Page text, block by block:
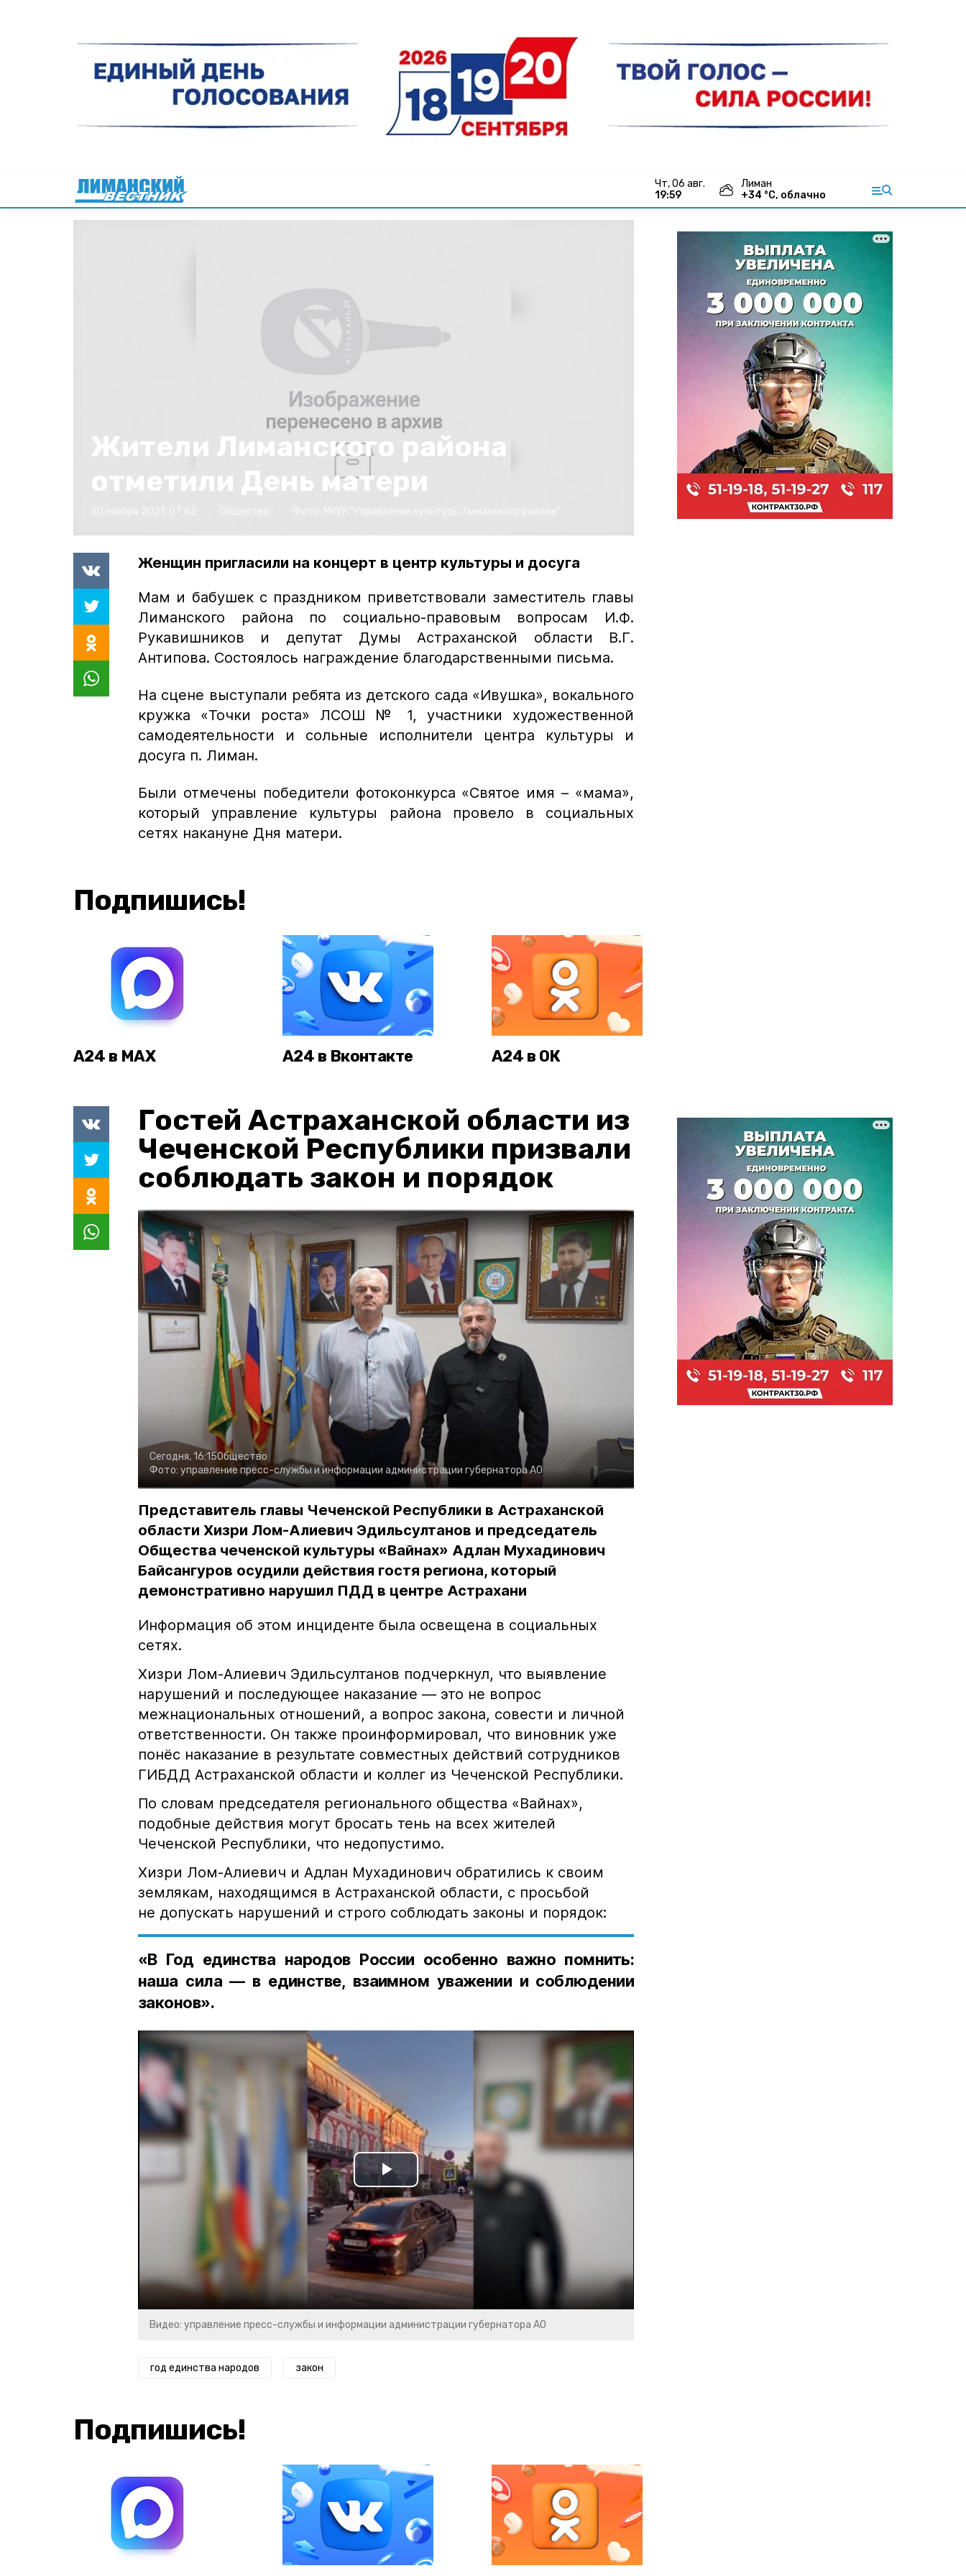
чт, 06 авг.
19:59
Лиман
+34 °С, облачно
Жители Лиманского района
отметили День матери
Женщин пригласили на концерт в центр культуры и досуга
Мам и бабушек с праздником приветствовали заместитель главы
Лиманского района по социально-правовым вопросам И.Ф.
Рукавишников и депутат Думы Астраханской области В.Г.
Антипова. Состоялось награждение благодарственными письма.
На сцене выступали ребята из детского сада «Ивушка», вокального
кружка «Точки роста» ЛСОШ № 1, участники художественной
самодеятельности и сольные исполнители центра культуры и
досуга п. Лиман.
Были отмечены победители фотоконкурса «Святое имя – «мама»,
который управление культуры района провело в социальных
сетях накануне Дня матери.
Подпишись!
А24 в MAX А24 в Вконтакте А24 в ОК
Гостей Астраханской области из
Чеченской Республики призвали
соблюдать закон и порядок
Сегодня, 16:15Общество
Фото: управление пресс-службы и информации администрации губернатора АО
Представитель главы Чеченской Республики в Астраханской
области Хизри Лом-Алиевич Эдильсултанов и председатель
Общества чеченской культуры «Вайнах» Адлан Мухадинович
Байсангуров осудили действия гостя региона, который
демонстративно нарушил ПДД в центре Астрахани
Информация об этом инциденте была освещена в социальных
сетях.
Хизри Лом-Алиевич Эдильсултанов подчеркнул, что выявление
нарушений и последующее наказание — это не вопрос
межнациональных отношений, а вопрос закона, совести и личной
ответственности. Он также проинформировал, что виновник уже
понёс наказание в результате совместных действий сотрудников
ГИБДД Астраханской области и коллег из Чеченской Республики.
По словам председателя регионального общества «Вайнах»,
подобные действия могут бросать тень на всех жителей
Чеченской Республики, что недопустимо.
Хизри Лом-Алиевич и Адлан Мухадинович обратились к своим
землякам, находящимся в Астраханской области, с просьбой
не допускать нарушений и строго соблюдать законы и порядок:
«В Год единства народов России особенно важно помнить:
наша сила — в единстве, взаимном уважении и соблюдении
законов».
Play
Video
Видео: управление пресс-службы и информации администрации губернатора АО
год единства народов закон
Подпишись!